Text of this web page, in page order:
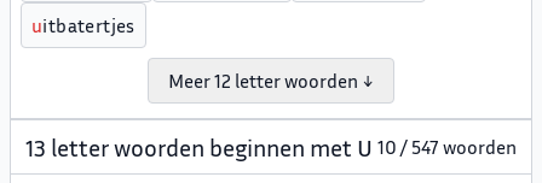
uitbatertjes
Meer 12 letter woorden ↓
13 letter woorden beginnen met U 10 / 547 woorden